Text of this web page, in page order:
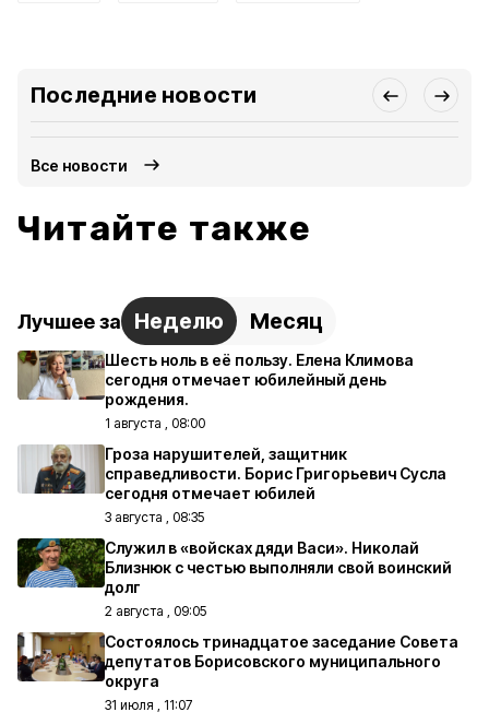
Последние новости
Все новости
Читайте также
Лучшее за Неделю Месяц
Шесть ноль в её пользу. Елена Климова
сегодня отмечает юбилейный день
рождения.
1 августа , 08:00
Гроза нарушителей, защитник
справедливости. Борис Григорьевич Сусла
сегодня отмечает юбилей
3 августа , 08:35
Служил в «войсках дяди Васи». Николай
Близнюк с честью выполняли свой воинский
долг
2 августа , 09:05
Состоялось тринадцатое заседание Совета
депутатов Борисовского муниципального
округа
31 июля , 11:07